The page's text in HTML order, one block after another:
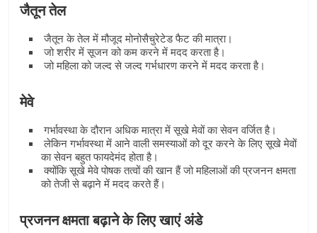
जैतून तेल
जैतून के तेल में मौजूद मोनोसैचुरेटेड फैट की मात्रा।
जो शरीर में सूजन को कम करने में मदद करता है।
जो महिला को जल्द से जल्द गर्भधारण करने में मदद करता है।
मेवे
गर्भावस्था के दौरान अधिक मात्रा में सूखे मेवों का सेवन वर्जित है।
लेकिन गर्भावस्था में आने वाली समस्याओं को दूर करने के लिए सूखे मेवों
का सेवन बहुत फायदेमंद होता है।
क्योंकि सूखे मेवे पोषक तत्वों की खान हैं जो महिलाओं की प्रजनन क्षमता
को तेजी से बढ़ाने में मदद करते हैं।
प्रजनन क्षमता बढ़ाने के लिए खाएं अंडे